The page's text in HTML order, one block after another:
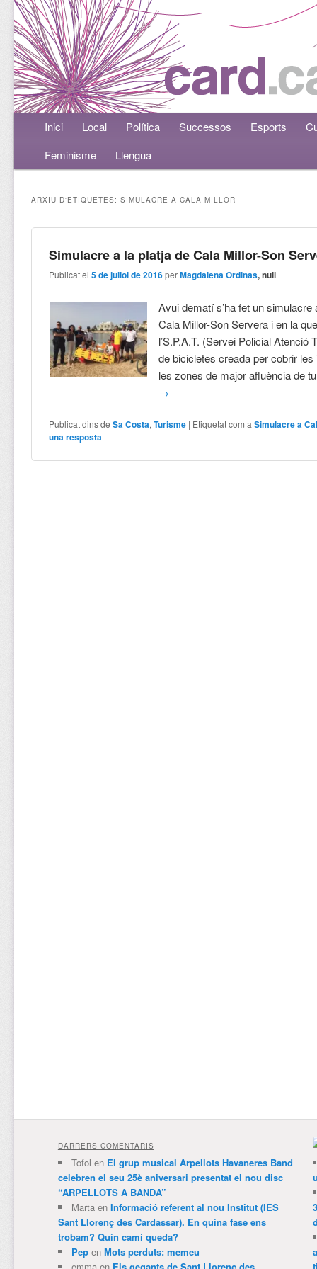
Menú principalAneu al contingut principal
Aneu al contingut secundari
Inici Local Política Successos Esports
Feminisme
Llengua
ARXIU D'ETIQUETES:SIMULACRE A CALA MILLOR
Simulacre a la platja de Cala Millor-Son
Publicat el5 de juliol de 2016 perMagdalena Ordinas, null
Avui dematí s’ha fet un simulacre
Cala Millor-Son Servera i en la
l’S.P.A.T. (Servei Policial Atenció
de bicicletes creada per cobrir
les zones de major afluència de
→
Publicat dins de Sa Costa,Turisme | Etiquetat com a Simulacre a
una resposta
DARRERS COMENTARIS
Tofol en El grup musical Arpellots Havaneres Band
celebren el seu 25è aniversari presentat el nou disc
“ARPELLOTS A BANDA”
Martaen Informació referent al nou Institut (IES
Sant Llorenç des Cardassar). En quina fase ens
trobam? Quin camí queda?
Pepen Mots perduts: memeu